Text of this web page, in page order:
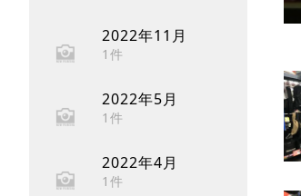
2022年11月
1件
2022年5月
1件
2022年4月
1件